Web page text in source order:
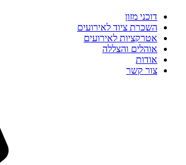
דוכני מזון
השכרת ציוד לאירועים
אטרקציות לאירועים
אוהלים והצללה
אודות
צור קשר